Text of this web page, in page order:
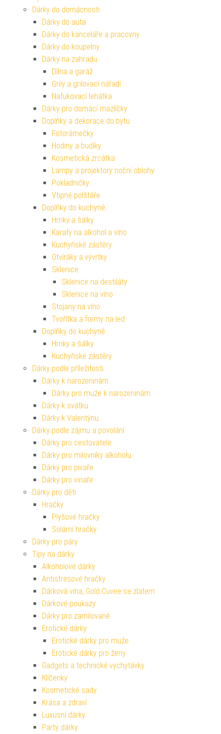
Dárky do domácnosti
Dárky do auta
Dárky do kanceláře a pracovny
Dárky do koupelny
Dárky na zahradu
Dílna a garáž
Grily a grilovací nářadí
Nafukovací lehátka
Dárky pro domácí mazlíčky
Doplňky a dekorace do bytu
Fotorámečky
Hodiny a budíky
Kosmetická zrcátka
Lampy a projektory noční oblohy
Pokladničky
Vtipné polštáře
Doplňky do kuchyně
Hrnky a šálky
Karafy na alkohol a víno
Kuchyňské zástěry
Otvíráky a vývrtky
Sklenice
Sklenice na destiláty
Sklenice na víno
Stojany na víno
Tvořítka a formy na led
Doplňky do kuchyně
Hrnky a šálky
Kuchyňské zástěry
Dárky podle příležitosti
Dárky k narozeninám
Dárky pro muže k narozeninám
Dárky k svátku
Dárky k Valentýnu
Dárky podle zájmu a povolání
Dárky pro cestovatele
Dárky pro milovníky alkoholu
Dárky pro pivaře
Dárky pro vinaře
Dárky pro děti
Hračky
Plyšové hračky
Solární hračky
Dárky pro páry
Tipy na dárky
Alkoholové dárky
Antistresové hračky
Dárková vína, Gold Cuvee se zlatem
Dárkové poukazy
Dárky pro zamilované
Erotické dárky
Erotické dárky pro muže
Erotické dárky pro ženy
Gadgets a technické vychytávky
Klíčenky
Kosmetické sady
Krása a zdraví
Luxusní dárky
Party dárky